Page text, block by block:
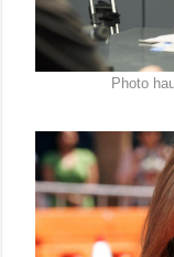
Photo